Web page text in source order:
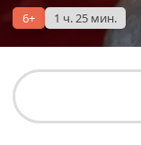
6+ 1 ч. 25 мин.